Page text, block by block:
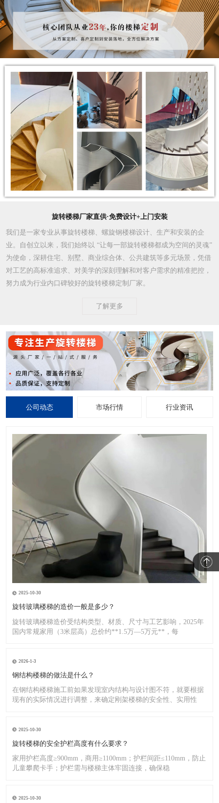
旋转楼梯厂家直供·免费设计+上门安装
我们是一家专业从事旋转楼梯、螺旋钢楼梯设计、生产和安装的企
业。自创立以来，我们始终以 “让每一部旋转楼梯都成为空间的灵魂”
为使命，深耕住宅、别墅、商业综合体、公共建筑等多元场景，凭借
对工艺的高标准追求、对美学的深刻理解和对客户需求的精准把控，
努力成为行业内口碑较好的旋转楼梯定制厂家。​
了解更多
公司动态 市场行情 行业资讯
2025-10-30
旋转玻璃楼梯的造价一般是多少？
旋转玻璃楼梯造价受结构类型、材质、尺寸与工艺影响，2025年
国内常规家用（3米层高）总价约**1.5万—5万元**，每
2026-1-3
钢结构楼梯的做法是什么？
在钢结构楼梯施工前如果发现室内结构与设计图不符，就要根据
现有的实际情况进行调整，来确定刚架楼梯的安全性、实用性
2025-10-30
旋转楼梯的安全护栏高度有什么要求？
家用护栏高度≥900mm，商用≥1100mm；护栏间距≤110mm，防止
儿童攀爬卡手；护栏需与楼梯主体牢固连接，确保稳
2025-10-30